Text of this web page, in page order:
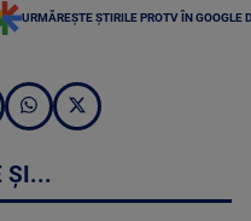
URMĂREȘTE ȘTIRILE PROTV ÎN GOOGLE
ȘI...